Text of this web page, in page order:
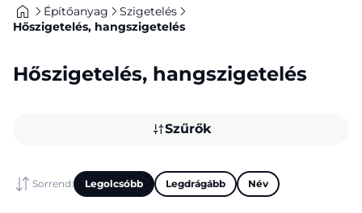
Építőanyag
Szigetelés
Hőszigetelés, hangszigetelés
Hőszigetelés, hangszigetelés
Szűrők
Sorrend: Legolcsóbb Legdrágább Név